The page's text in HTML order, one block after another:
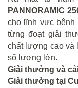
PANNORAMIC
cho lĩnh vực bệnh
từng đoạt giải
chất lượng cao và
số lượng lớn.
Giải thưởng và
Giải thưởng tại